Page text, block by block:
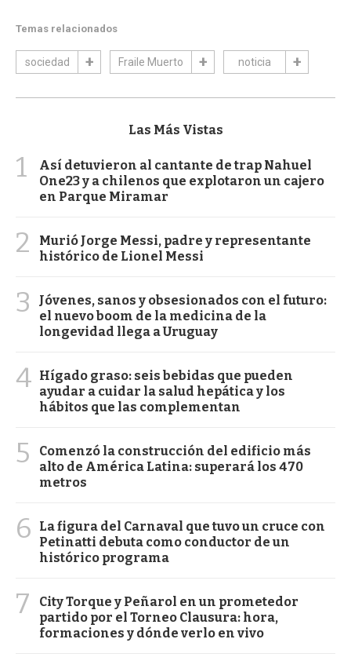
Temas relacionados
sociedad Fraile Muerto noticia
Las Más Vistas
1
Así detuvieron al cantante de trap Nahuel
One23 y a chilenos que explotaron un cajero
en Parque Miramar
2
Murió Jorge Messi, padre y representante
histórico de Lionel Messi
3
Jóvenes, sanos y obsesionados con el futuro:
el nuevo boom de la medicina de la
longevidad llega a Uruguay
4 Hígado graso: seis bebidas que pueden
ayudar a cuidar la salud hepática y los
hábitos que las complementan
5
Comenzó la construcción del edificio más
alto de América Latina: superará los 470
metros
6
La figura del Carnaval que tuvo un cruce con
Petinatti debuta como conductor de un
histórico programa
7
City Torque y Peñarol en un prometedor
partido por el Torneo Clausura: hora,
formaciones y dónde verlo en vivo